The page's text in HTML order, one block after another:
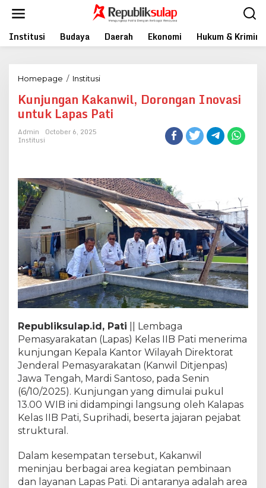
Institusi Budaya Daerah Ekonomi Hukum &
Homepage / InstitusiKunjungan
Dorongan
Inovasi
untuk
Kunjungan Kakanwil, Dorongan Inovasi
untuk Lapas Pati
Admin October 6, 2025
Institusi
Republiksulap.id, Pati || Lembaga
Pemasyarakatan (Lapas) Kelas IIB Pati menerima
kunjungan Kepala Kantor Wilayah Direktorat
Jenderal Pemasyarakatan (Kanwil Ditjenpas)
Jawa Tengah, Mardi Santoso, pada Senin
(6/10/2025). Kunjungan yang dimulai pukul
13.00 WIB ini didampingi langsung oleh Kalapas
Kelas IIB Pati, Suprihadi, beserta jajaran pejabat
struktural.
Dalam kesempatan tersebut, Kakanwil
meninjau berbagai area kegiatan pembinaan
dan layanan Lapas Pati. Di antaranya adalah area